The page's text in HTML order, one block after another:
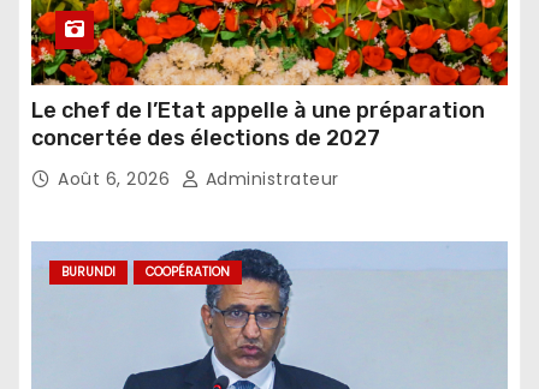
Le chef de l’Etat appelle à une préparation
concertée des élections de 2027
Août 6, 2026 Administrateur
BURUNDI COOPÉRATION